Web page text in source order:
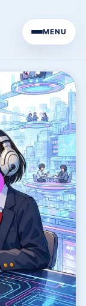
MENU
！